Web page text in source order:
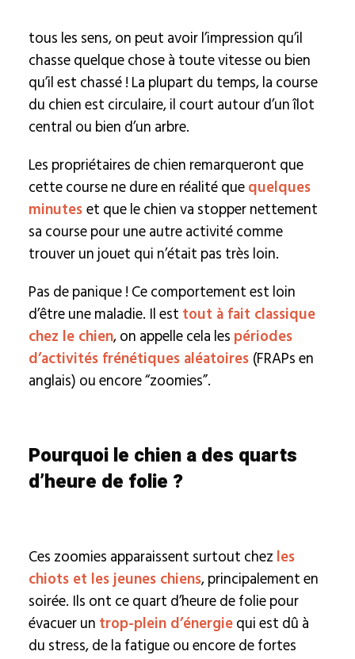
tous les sens, on peut avoir l’impression qu’il
chasse quelque chose à toute vitesse ou bien
qu’il est chassé ! La plupart du temps, la course
du chien est circulaire, il court autour d’un îlot
central ou bien d’un arbre.
Les propriétaires de chien remarqueront que
cette course ne dure en réalité quequelques
minuteset que le chien va stopper nettement
sa course pour une autre activité comme
trouver un jouet qui n’était pas très loin.
Pas de panique ! Ce comportement est loin
d’être une maladie. Il est tout à fait classique
chez le chien, on appelle cela les périodes
d’activités frénétiques aléatoires (FRAPs en
anglais) ou encore “zoomies”.
Pourquoi le chien a des quarts
d’heure de folie ?
Ces zoomies apparaissent surtout chez les
chiots et les jeunes chiens, principalement en
soirée. Ils ont ce quart d’heure de folie pour
évacuer un trop-plein d’énergiequi est dû à
du stress, de la fatigue ou encore de fortes